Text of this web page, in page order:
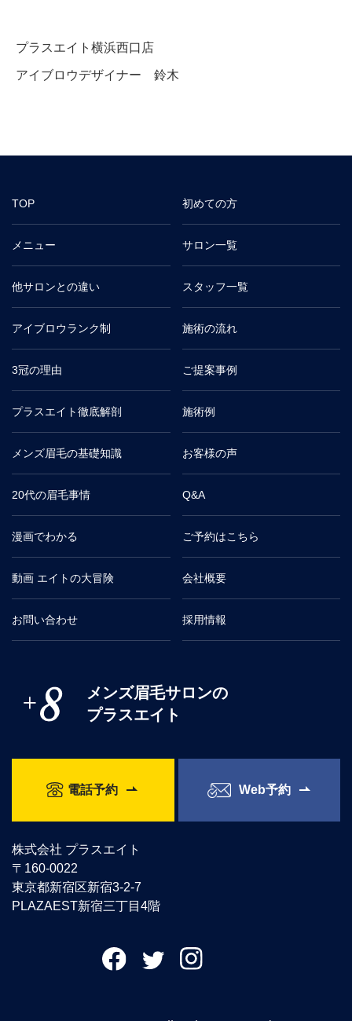
プラスエイト横浜西口店
アイブロウデザイナー 鈴木
メンズ眉毛サロンの
プラスエイト
電話予約 Web予約
株式会社 プラスエイト
〒160-0022
東京都新宿区新宿3-2-7
PLAZAEST新宿三丁目4階
TOP 初めての方
メニュー サロン一覧
他サロンとの違い スタッフ一覧
アイブロウランク制 施術の流れ
3冠の理由 ご提案事例
プラスエイト徹底解剖 施術例
メンズ眉毛の基礎知識 お客様の声
20代の眉毛事情 Q&A
漫画でわかる ご予約はこちら
動画 エイトの大冒険 会社概要
お問い合わせ 採用情報